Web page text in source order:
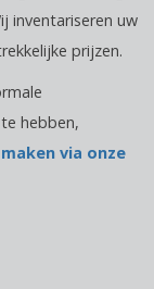
inventariseren uw
prijzen.
hebben,
via onze